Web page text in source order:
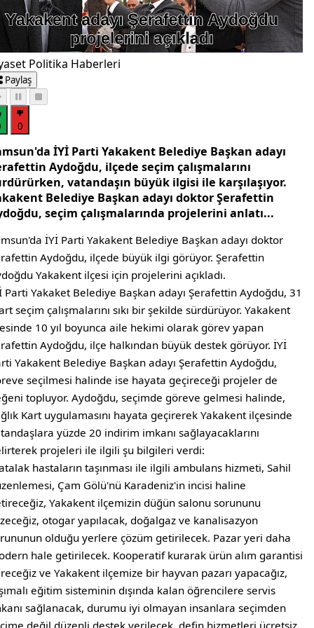
Politika Haberleri
Paylaş
0
İYİ Parti Yakakent Belediye Başkan adayı
Aydoğdu, ilçede seçim çalışmalarını
vatandaşın büyük ilgisi ile karşılaşıyor.
Belediye Başkan adayı doktor Şerafettin
seçim çalışmalarında projelerini anlatı...
İYİ Parti Yakakent Belediye Başkan adayı doktor
Aydoğdu, ilçede büyük ilgi görüyor. Şerafettin
Yakakent ilçesi için projelerini açıkladı.
Parti Yakaket Belediye Başkan adayı Şerafettin Aydoğdu, 31
seçim çalışmalarını sıkı bir şekilde sürdürüyor. Yakakent
10 yıl boyunca aile hekimi olarak görev yapan
Aydoğdu, ilçe halkından büyük destek görüyor. İYİ
Yakakent Belediye Başkan adayı Şerafettin Aydoğdu,
seçilmesi halinde ise hayata geçireceği projeler de
topluyor. Aydoğdu, seçimde göreve gelmesi halinde,
Kart uygulamasını hayata geçirerek Yakakent ilçesinde
yüzde 20 indirim imkanı sağlayacaklarını
projeleri ile ilgili şu bilgileri verdi:
hastaların taşınması ile ilgili ambulans hizmeti, Sahil
Çam Gölü'nü Karadeniz'in incisi haline
Yakakent ilçemizin düğün salonu sorununu
otogar yapılacak, doğalgaz ve kanalisazyon
olduğu yerlere çözüm getirilecek. Pazar yeri daha
hale getirilecek. Kooperatif kurarak ürün alım garantisi
ve Yakakent ilçemize bir hayvan pazarı yapacağız,
eğitim sisteminin dışında kalan öğrencilere servis
sağlanacak, durumu iyi olmayan insanlara seçimden